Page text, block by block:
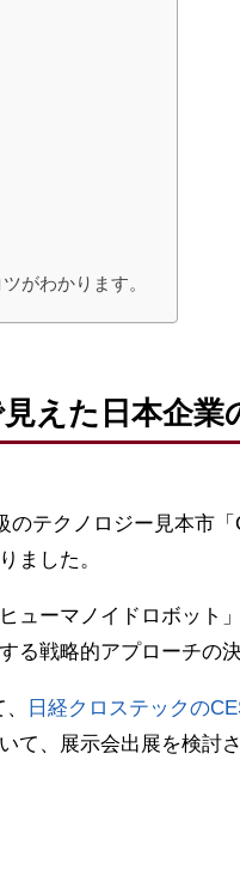
がわかります。
えた日本企業
テクノロジー見本市
ました。
ューマノイドロボット
戦略的アプローチの
日経クロステックの
て、展示会出展を検討